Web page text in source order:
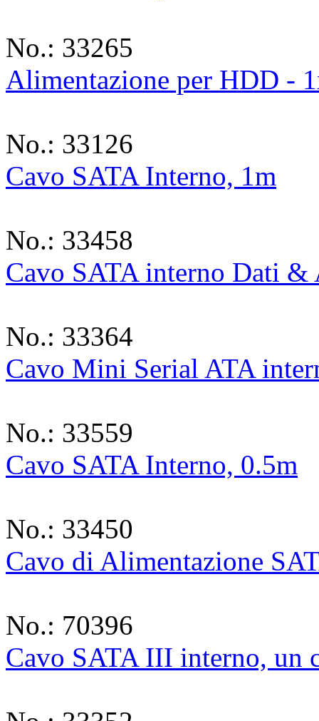
No.: 33265
Alimentazione per HDD -
No.: 33126
Cavo SATA Interno, 1m
No.: 33458
Cavo SATA interno Dati
No.: 33364
Cavo Mini Serial ATA
No.: 33559
Cavo SATA Interno, 0.5m
No.: 33450
Cavo di Alimentazione
No.: 70396
Cavo SATA III interno, un